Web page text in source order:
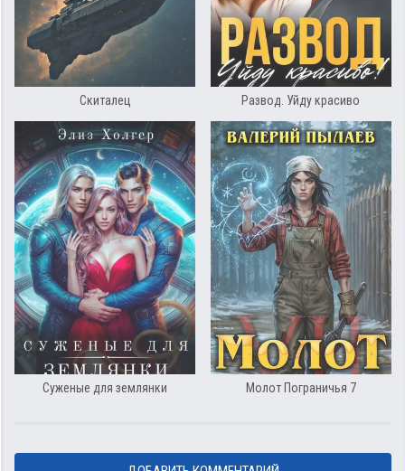
Скиталец Развод. Уйду красиво
Суженые для землянки Молот Пограничья 7